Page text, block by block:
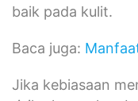
baik pada kulit.
Baca juga:
Jika kebiasaan